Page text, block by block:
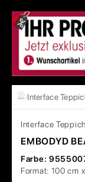
… Interface
Interface
EMBODYD
Farbe:
Format: 100 cm